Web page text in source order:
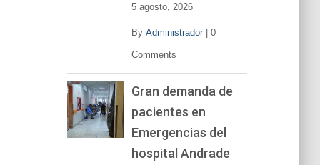
5 agosto, 2026
By Administrador| 0
Comments
Gran demanda de
pacientes en
Emergencias del
hospital Andrade